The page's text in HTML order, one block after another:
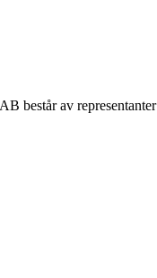
består av